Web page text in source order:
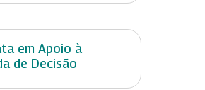
em Apoio à
de Decisão